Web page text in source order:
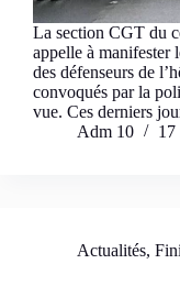
La section CGT du
appelle à manifester
des défenseurs de
convoqués par la
vue. Ces derniers
Adm 10
17
Actualités,